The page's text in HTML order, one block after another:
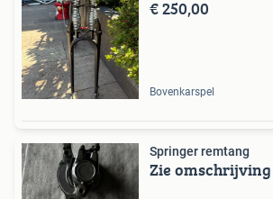
€ 250,00
Bovenkarspel
Springer remtang
Zie omschrijving